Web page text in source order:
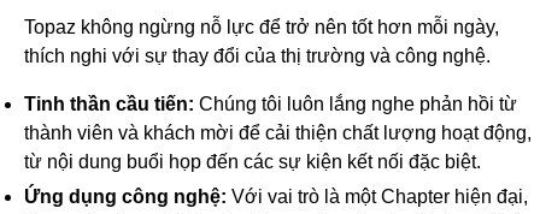
Topaz không ngừng nỗ lực để trở nên tốt hơn mỗi ngày,
thích nghi với sự thay đổi của thị trường và công nghệ.
Tinh thần cầu tiến: Chúng tôi luôn lắng nghe phản hồi từ
thành viên và khách mời để cải thiện chất lượng hoạt động,
từ nội dung buổi họp đến các sự kiện kết nối đặc biệt.
Ứng dụng công nghệ: Với vai trò là một Chapter hiện đại,